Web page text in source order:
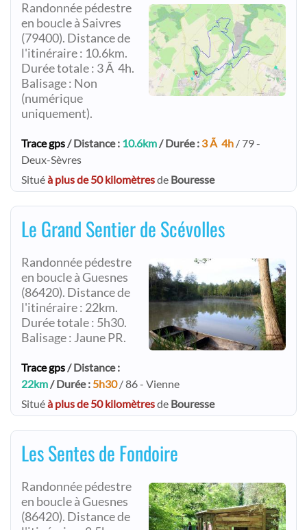
Randonnée pédestre
en boucle à Saivres
(79400). Distance de
l'itinéraire : 10.6km.
Durée totale : 3 Ã 4h.
Balisage : Non
(numérique
uniquement).
Trace gps/ Distance : 10.6km/ Durée : 3 Ã 4h / 79 -
Deux-Sèvres
Situéà plus de 50 kilomètresde Bouresse
Le Grand Sentier de Scévolles
Randonnée pédestre
en boucle à Guesnes
(86420). Distance de
l'itinéraire : 22km.
Durée totale : 5h30.
Balisage : Jaune PR.
Trace gps/ Distance :
22km/ Durée : 5h30/ 86 - Vienne
Situéà plus de 50 kilomètresde Bouresse
Les Sentes de Fondoire
Randonnée pédestre
en boucle à Guesnes
(86420). Distance de